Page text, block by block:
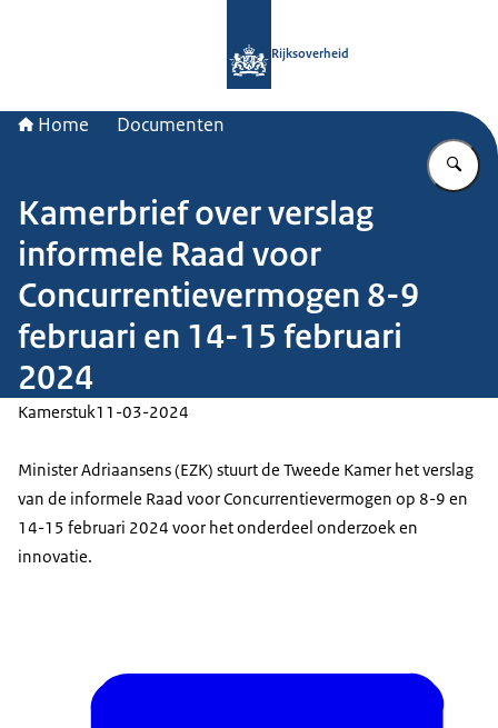
Rijksoverheid
Home Documenten
Kamerbrief over verslag
informele Raad voor
Concurrentievermogen 8-9
februari en 14-15 februari
2024
Kamerstuk11-03-2024
Minister Adriaansens (EZK) stuurt de Tweede Kamer het verslag
van de informele Raad voor Concurrentievermogen op 8-9 en
14-15 februari 2024 voor het onderdeel onderzoek en
innovatie.